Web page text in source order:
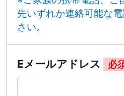
先いずれか連絡可能な
さい。
Eメールアドレス 必